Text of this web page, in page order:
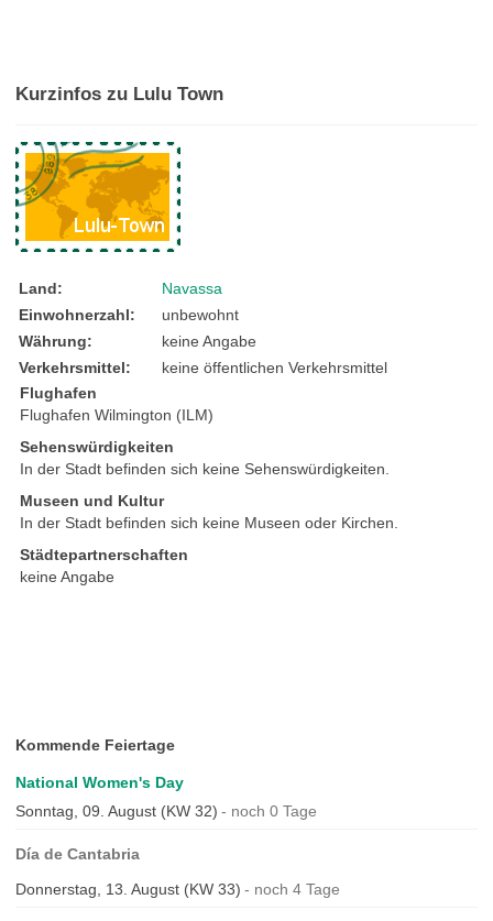
Kurzinfos zu Lulu Town
Land:
Navassa
Einwohnerzahl:
unbewohnt
Währung:
keine Angabe
Verkehrsmittel:
keine öffentlichen Verkehrsmittel
Flughafen
Flughafen Wilmington (ILM)
Sehenswürdigkeiten
In der Stadt befinden sich keine Sehenswürdigkeiten.
Museen und Kultur
In der Stadt befinden sich keine Museen oder Kirchen.
Städtepartnerschaften
keine Angabe
Kommende Feiertage
National Women's Day
Sonntag, 09. August (KW 32)
noch 0 Tage
Día de Cantabria
Donnerstag, 13. August (KW 33)
noch 4 Tage